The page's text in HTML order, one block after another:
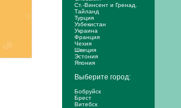
Ст.-Винсент и Гренад.
Тайланд
Турция
Узбекистан
Украина
Франция
Чехия
Швеция
Эстония
Япония
Выберите город:
Бобруйск
Брест
Витебск